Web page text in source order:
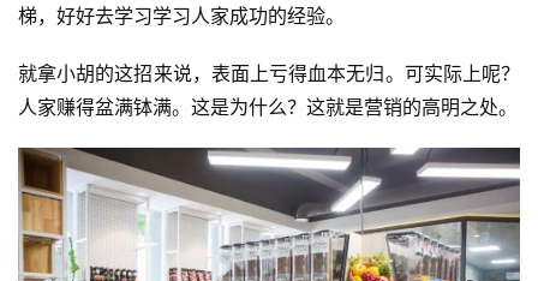
梯，好好去学习学习人家成功的经验。
就拿小胡的这招来说，表面上亏得血本无归。可实际上呢？
人家赚得盆满钵满。这是为什么？这就是营销的高明之处。